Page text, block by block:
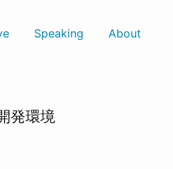
Speaking About
発環境